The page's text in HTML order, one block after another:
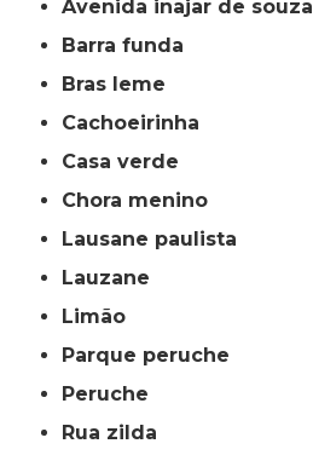
avenida inajar de souza
barra funda
bras leme
cachoeirinha
casa verde
chora menino
lausane paulista
lauzane
limão
parque peruche
peruche
rua zilda